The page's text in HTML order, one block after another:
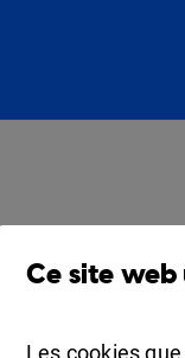
Ce site
Les cookies